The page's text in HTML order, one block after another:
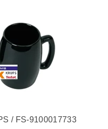
/ FS-9100017733